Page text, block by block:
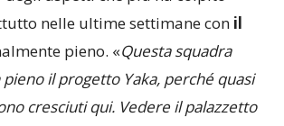
degli aspetti che più ha colpito
nelle ultime settimane con
pieno. «
Questa squadra
pieno il progetto Yaka, perché quasi